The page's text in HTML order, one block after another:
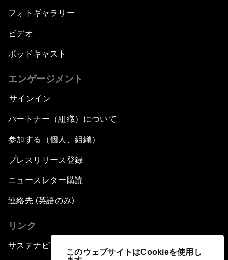
このウェブサイトはCookieを使用し
フォトギャラリー
ビデオ
ポッドキャスト
エンゲージメント
サインイン
パートナー（組織）について
参加する（個人、組織）
プレスリリース登録
ニュースレター購読
連絡先 (英語のみ)
リンク
サステナビリティへの取り組み